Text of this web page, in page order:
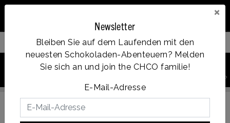
×
Newsletter
Bleiben Sie auf dem Laufenden mit den
neuesten Schokoladen-Abenteuern? Melden
Sie sich an und join the CHCO familie!
E-Mail-Adresse
Filter your products
Ihr Warenkorb